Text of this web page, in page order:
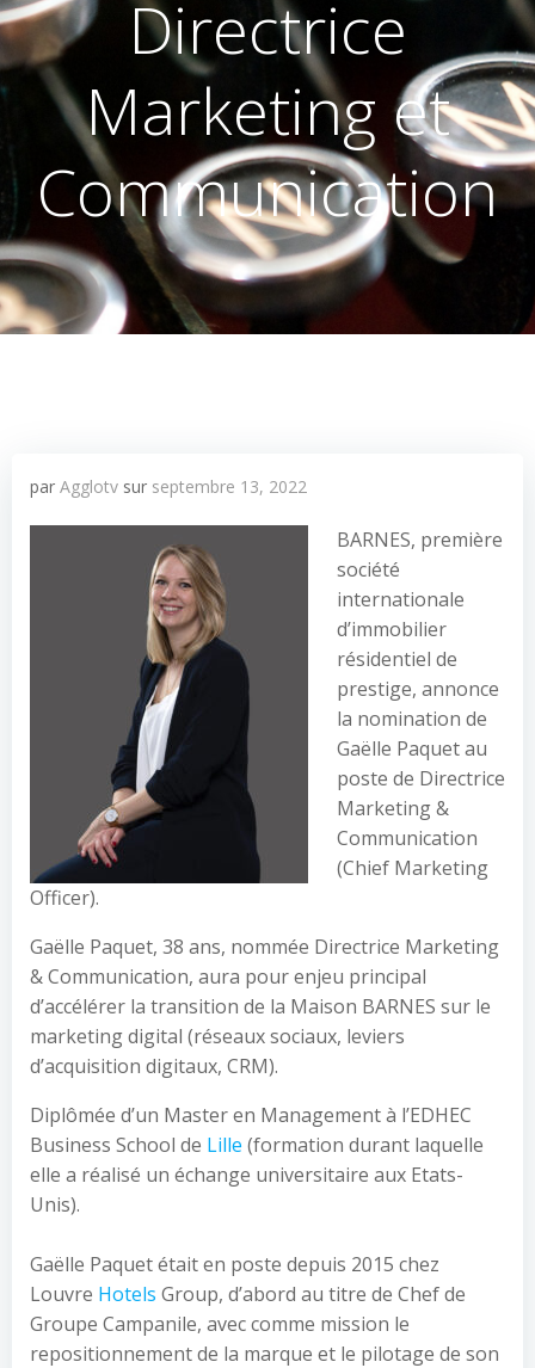
Directrice
Marketing et
Communication
par Agglotv sur septembre 13, 2022
BARNES, première
société
internationale
d’immobilier
résidentiel de
prestige, annonce
la nomination de
Gaëlle Paquet au
poste de Directrice
Marketing &
Communication
(Chief Marketing
Officer).
Gaëlle Paquet, 38 ans, nommée Directrice Marketing
& Communication, aura pour enjeu principal
d’accélérer la transition de la Maison BARNES sur le
marketing digital (réseaux sociaux, leviers
d’acquisition digitaux, CRM).
Diplômée d’un Master en Management à l’EDHEC
Business School de Lille (formation durant laquelle
elle a réalisé un échange universitaire aux Etats-
Unis).
Gaëlle Paquet était en poste depuis 2015 chez
Louvre Hotels Group, d’abord au titre de Chef de
Groupe Campanile, avec comme mission le
repositionnement de la marque et le pilotage de son